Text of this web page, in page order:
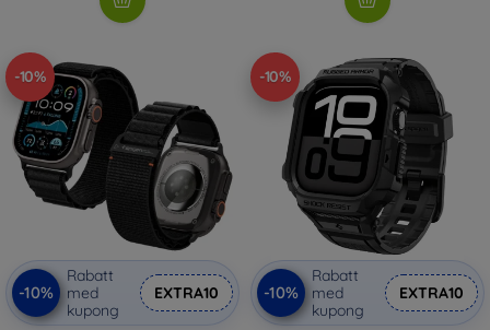
-10%
-10%
Rabatt
med
kupong
EXTRA10
-10%
-10%
Rabatt
med
kupong
EXTRA10